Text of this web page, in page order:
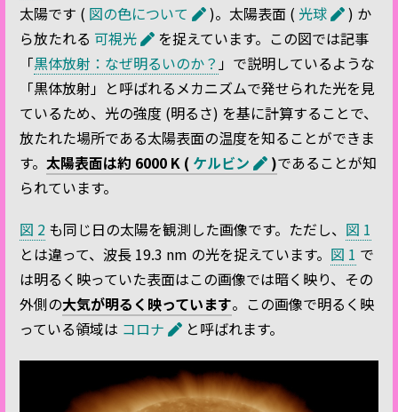
太陽です ( 図の色について )。太陽表面 ( 光球
) か
ら放たれる 可視光
を捉えています。この図では記事
「黒体放射：なぜ明るいのか？ 」で説明しているような
「黒体放射」と呼ばれるメカニズムで発せられた光を見
ているため、光の強度 (明るさ) を基に計算することで、
放たれた場所である太陽表面の温度を知ることができま
す。 太陽表面は約 6000 K ( ケルビン )であることが知
られています。
図 2 も同じ日の太陽を観測した画像です。ただし、 図 1
とは違って、波長 19.3 nm の光を捉えています。 図 1 で
は明るく映っていた表面はこの画像では暗く映り、その
外側の大気が明るく映っています。この画像で明るく映
っている領域は コロナ と呼ばれます。